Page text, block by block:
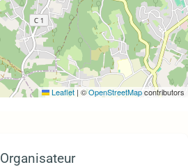
Leaflet | ©OpenStreetMapcontributors
Organisateur